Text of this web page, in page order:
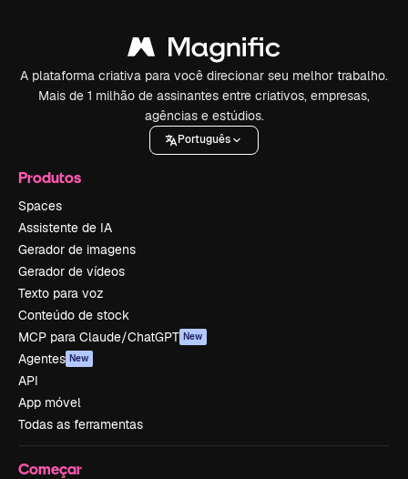
A plataforma criativa para você direcionar seu melhor trabalho.
Mais de 1 milhão de assinantes entre criativos, empresas,
agências e estúdios.
Português
Produtos
Spaces
Assistente de IA
Gerador de imagens
Gerador de vídeos
Texto para voz
Conteúdo de stock
MCP para Claude/ChatGPT New
Agentes New
API
App móvel
Todas as ferramentas
Começar